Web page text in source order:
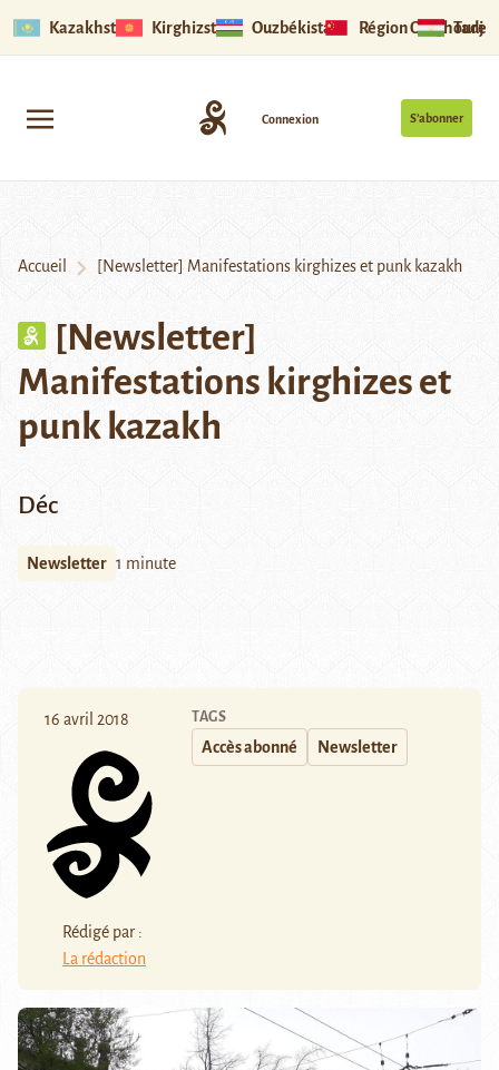
Kazakhstan Kirghizstan Ouzbékistan Région Ouïghoure
S’abonner
Connexion
Accueil [Newsletter] Manifestations kirghizes et punk kazakh
[Newsletter]
Manifestations kirghizes et
punk kazakh
Déc
Newsletter 1 minute
16 avril 2018
Rédigé par :
La rédaction
TAGS
Accès abonné Newsletter